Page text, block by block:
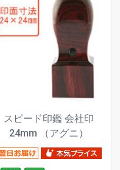
スピード印鑑 会社印
24mm （アグニ）